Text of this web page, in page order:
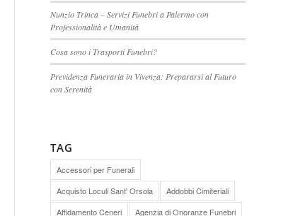
Nunzio Trinca – Servizi Funebri a Palermo con
Professionalità e Umanità
Cosa sono i Trasporti Funebri?
Previdenza Funeraria in Vivenza: Prepararsi al Futuro
con Serenità
TAG
Accessori per Funerali
Acquisto Loculi Sant' Orsola
Addobbi Cimiteriali
Affidamento Ceneri
Agenzia di Onoranze Funebri